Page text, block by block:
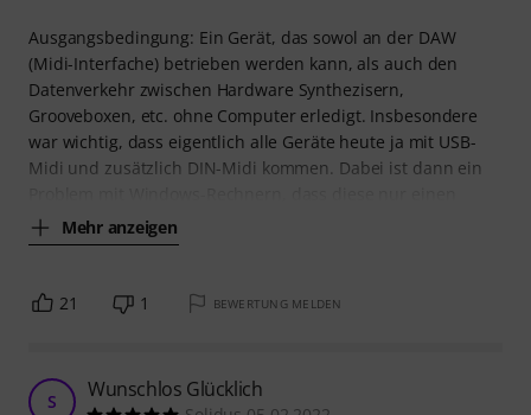
Ausgangsbedingung: Ein Gerät, das sowol an der DAW
(Midi-Interfache) betrieben werden kann, als auch den
Datenverkehr zwischen Hardware Synthezisern,
Grooveboxen, etc. ohne Computer erledigt. Insbesondere
war wichtig, dass eigentlich alle Geräte heute ja mit USB-
Midi und zusätzlich DIN-Midi kommen. Dabei ist dann ein
Mehr anzeigen
21 1 BEWERTUNG MELDEN
S Wunschlos Glücklich